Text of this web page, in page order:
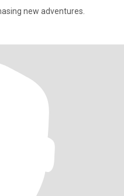
new adventures.